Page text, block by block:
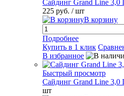
Сайдинг Grand Line 3,0
225 руб. / шт
В корзину
Подробнее
Купить в 1 клик
В избранное
Быстрый просмотр
Сайдинг Grand Line 3,0
шт